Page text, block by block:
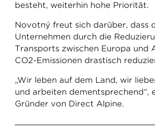
besteht, weiterhin hohe Priorität.
Novotný freut sich darüber, dass
Unternehmen durch die
Transports zwischen Europa und
CO2-Emissionen drastisch
„Wir leben auf dem Land, wir
und arbeiten dementsprechend“,
Gründer von Direct Alpine.